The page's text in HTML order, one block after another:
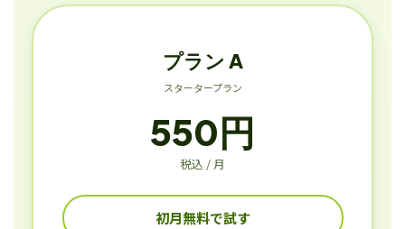
プラン A
スタータープラン
550円
税込 / 月
初月無料で試す